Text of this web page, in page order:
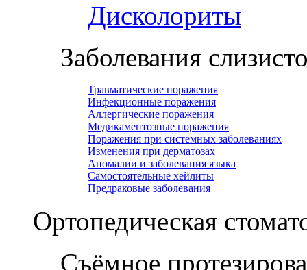
Дисколориты
Заболевания
Травматические поражения
Инфекционные поражения
Аллергические поражения
Медикаментозные поражения
Поражения при системных заболеваниях
Изменения при дерматозах
Аномалии и заболевания языка
Самостоятельные хейлиты
Предраковые заболевания
Ортопедическая
Съёмное